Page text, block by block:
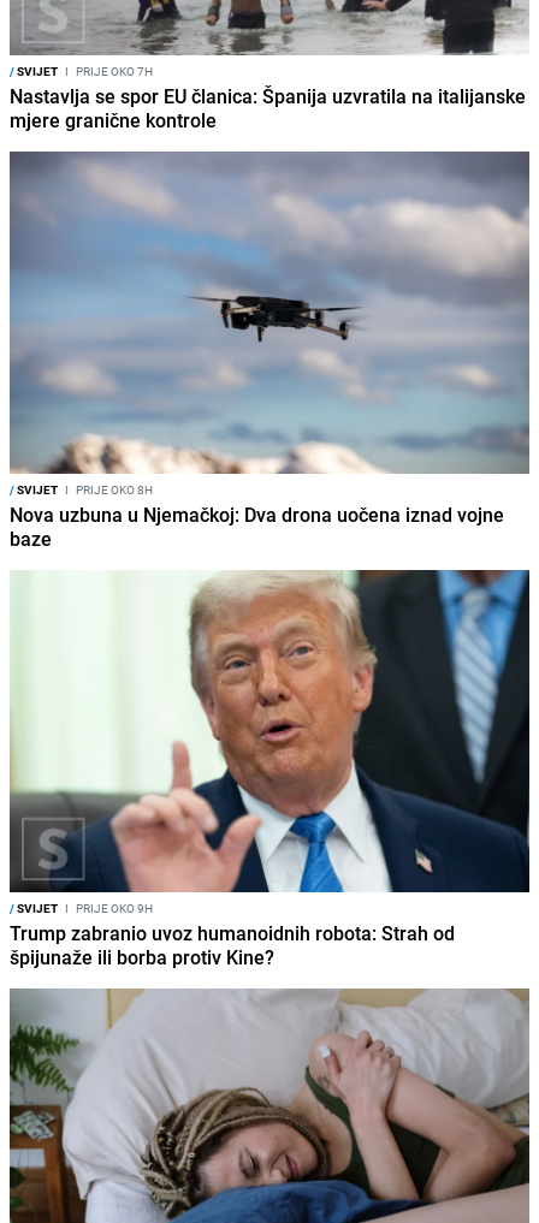
/SVIJET I PRIJE OKO 7H
Nastavlja se spor EU članica: Španija uzvratila na italijanske
mjere granične kontrole
/SVIJET I PRIJE OKO 8H
Nova uzbuna u Njemačkoj: Dva drona uočena iznad vojne
baze
/SVIJET I PRIJE OKO 9H
Trump zabranio uvoz humanoidnih robota: Strah od
špijunaže ili borba protiv Kine?